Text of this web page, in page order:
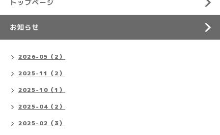
トップページ
お知らせ
2026-05（2）
2025-11（2）
2025-10（1）
2025-04（2）
2025-02（3）